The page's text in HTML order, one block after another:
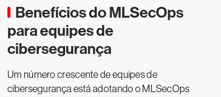
Benefícios do MLSecOps
para equipes de
cibersegurança
Um número crescente de equipes de
cibersegurança está adotando o MLSecOps